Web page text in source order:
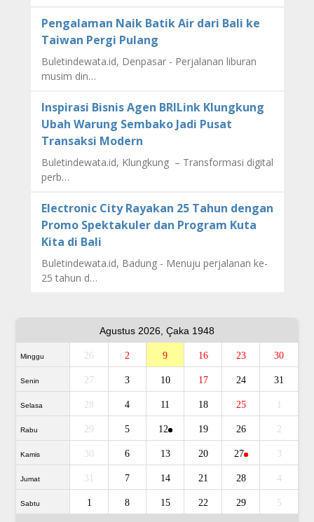
Pengalaman Naik Batik Air dari Bali ke
Taiwan Pergi Pulang
Buletindewata.id, Denpasar - Perjalanan liburan
musim din…
Inspirasi Bisnis Agen BRILink Klungkung
Ubah Warung Sembako Jadi Pusat
Transaksi Modern
Buletindewata.id, Klungkung – Transformasi digital
perb…
Electronic City Rayakan 25 Tahun dengan
Promo Spektakuler dan Program Kuta
Kita di Bali
Buletindewata.id, Badung - Menuju perjalanan ke-
25 tahun d…
Agustus 2026, Çaka 1948
Minggu 26 2 9 16 23 30
Senin 27 3 10 17 24 31
Selasa 28 4 11 18 25
Rabu 29 5 12 19 26 2
Kamis 30 6 13 20 27 3
Jumat 31 7 14 21 28 4
Sabtu 1 8 15 22 29 5